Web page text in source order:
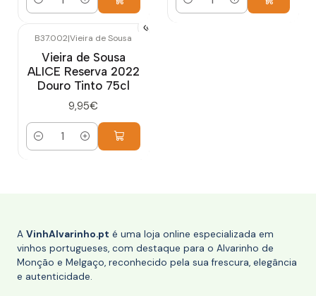
Quantidade Quantidade
B37.002|Vieira de Sousa
Vieira de Sousa
ALICE Reserva 2022
Douro Tinto 75cl
9,95€
Quantidade
A VinhAlvarinho.pt é uma loja online especializada em
vinhos portugueses, com destaque para o Alvarinho de
Monção e Melgaço, reconhecido pela sua frescura, elegância
e autenticidade.